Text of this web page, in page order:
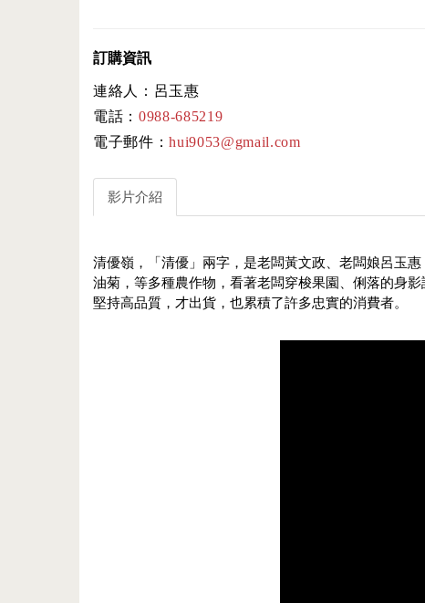
訂購資訊
連絡人：呂玉惠
電話： 0988-685219
電子郵件：hui9053@gmail.com
影片介紹
清優嶺，「清優」兩字，是老闆黃文政、老闆娘呂玉
油菊，等多種農作物，看著老闆穿梭果園、俐落的身
堅持高品質，才出貨，也累積了許多忠實的消費者。